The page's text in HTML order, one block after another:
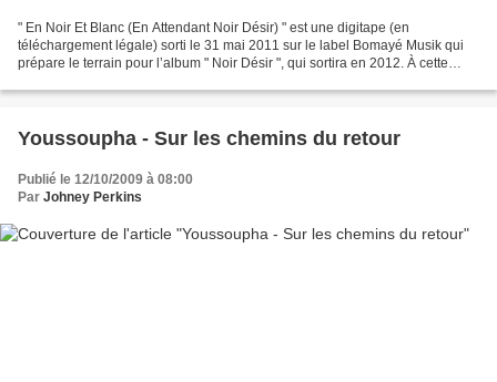
" En Noir Et Blanc (En Attendant Noir Désir) " est une digitape (en
téléchargement légale) sorti le 31 mai 2011 sur le label Bomayé Musik qui
prépare le terrain pour l’album " Noir Désir ", qui sortira en 2012. À cette
Youssoupha - Sur les chemins du retour
Publié le 12/10/2009 à 08:00
Par Johney Perkins